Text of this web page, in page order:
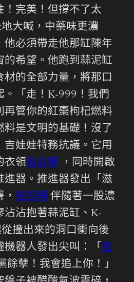
！完美！但撐不了太
大喊，中藥味更濃
他必須帶走他那缸陳年
的希望。他跑到蒜泥缸
材的全部力量，將那口
。「走！K-999！我們
再管你的紅棗枸杞燃料
料是文明的基礎！沒了
吉娃娃特務抗議。它用
衣領包養網 ，同時開啟
進器。推進器發出「滋
包養網 伴隨著一股濃
沾沾抱著蒜泥缸、K-
撞出來的洞口衝向後
器人發出尖叫：「 包
餘孽！我會追上你！」